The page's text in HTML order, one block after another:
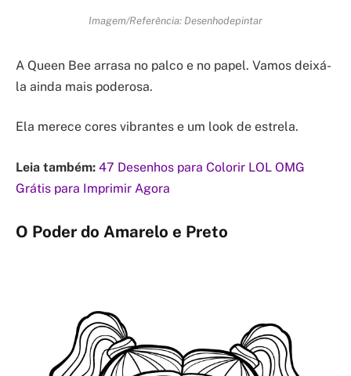
Imagem/Referência: Desenhodepintar
A Queen Bee arrasa no palco e no papel. Vamos deixá-
la ainda mais poderosa.
Ela merece cores vibrantes e um look de estrela.
Leia também: 47 Desenhos para Colorir LOL OMG
Grátis para Imprimir Agora
O Poder do Amarelo e Preto